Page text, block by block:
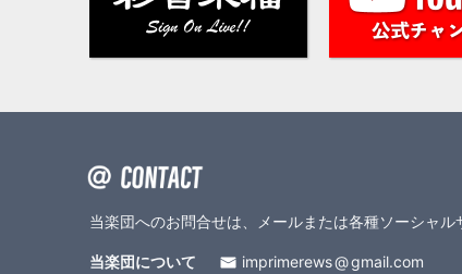
当楽団へのお問合せは、メールまたは各種ソーシャル
当楽団について imprimerews
gmail.com